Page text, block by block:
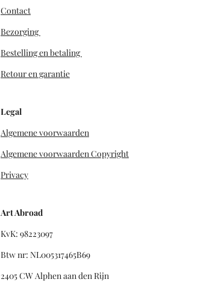
Contact
Bezorging
Bestelling en betaling
Retour en garantie
Legal
Algemene voorwaarden
Algemene voorwaarden Copyright
Privacy
Art Abroad
KvK: 98223097
Btw nr: NL005317465B69
2405 CW Alphen aan den Rijn